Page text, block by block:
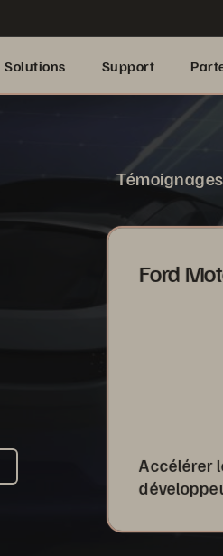
Solutions Support
Ford
Accélérer